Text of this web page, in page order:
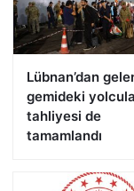
Lübnan’dan
gemideki
tahliyesi de
tamamlandı